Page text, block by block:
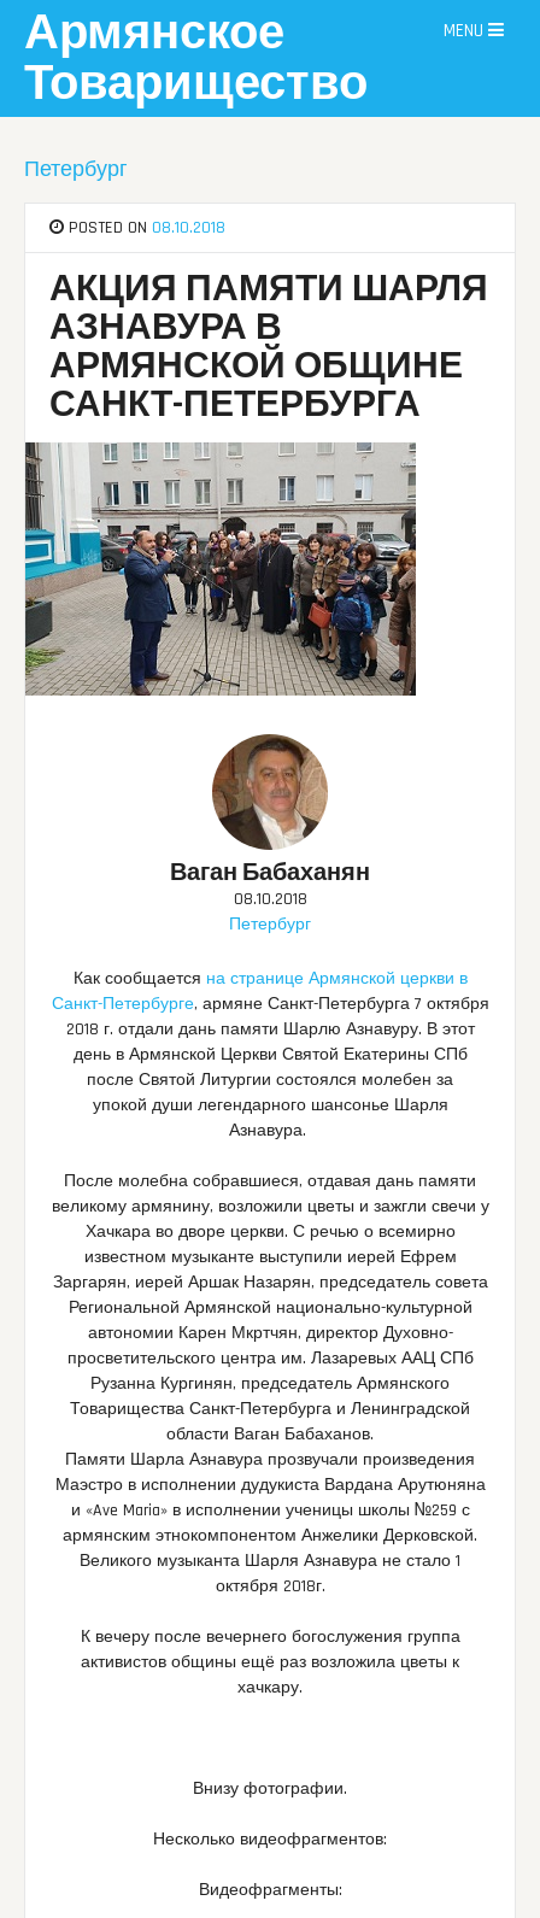
content
Армянское
Товарищество
MENU
Петербург
POSTED ON 08.10.2018
АКЦИЯ ПАМЯТИ ШАРЛЯ
АЗНАВУРА В
АРМЯНСКОЙ ОБЩИНЕ
САНКТ-ПЕТЕРБУРГА
Ваган Бабаханян
08.10.2018
Петербург
Как сообщается на странице Армянской церкви в
Санкт-Петербурге, армяне Санкт-Петербурга 7 октября
2018 г. отдали дань памяти Шарлю Азнавуру. В этот
день в Армянской Церкви Святой Екатерины СПб
после Святой Литургии состоялся молебен за
упокой души легендарного шансонье Шарля
Азнавура.
После молебна собравшиеся, отдавая дань памяти
великому армянину, возложили цветы и зажгли свечи у
Хачкара во дворе церкви. С речью о всемирно
известном музыканте выступили иерей Ефрем
Заргарян, иерей Аршак Назарян, председатель совета
Региональной Армянской национально-культурной
автономии Карен Мкртчян, директор Духовно-
просветительского центра им. Лазаревых ААЦ СПб
Рузанна Кургинян, председатель Армянского
Товарищества Санкт-Петербурга и Ленинградской
области Ваган Бабаханов.
Памяти Шарла Азнавура прозвучали произведения
Маэстро в исполнении дудукиста Вардана Арутюняна
и «Ave Maria» в исполнении ученицы школы №259 с
армянским этнокомпонентом Анжелики Дерковской.
Великого музыканта Шарля Азнавура не стало 1
октября 2018г.
К вечеру после вечернего богослужения группа
активистов общины ещё раз возложила цветы к
хачкару.
Внизу фотографии.
Несколько видеофрагментов:
Видеофрагменты: